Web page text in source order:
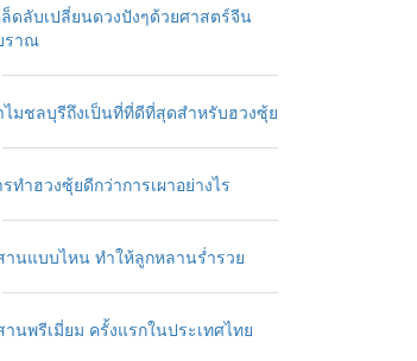
ล็ดลับเปลี่ยนดวงปังๆด้วยศาสตร์จีน
ราณ
ไมชลบุรีถึงเป็นที่ที่ดีที่สุดสำหรับฮวงซุ้ย
รทำฮวงซุ้ยดีกว่าการเผาอย่างไร
านแบบไหน ทำให้ลูกหลานร่ำรวย
านพรีเมี่ยม ครั้งแรกในประเทศไทย